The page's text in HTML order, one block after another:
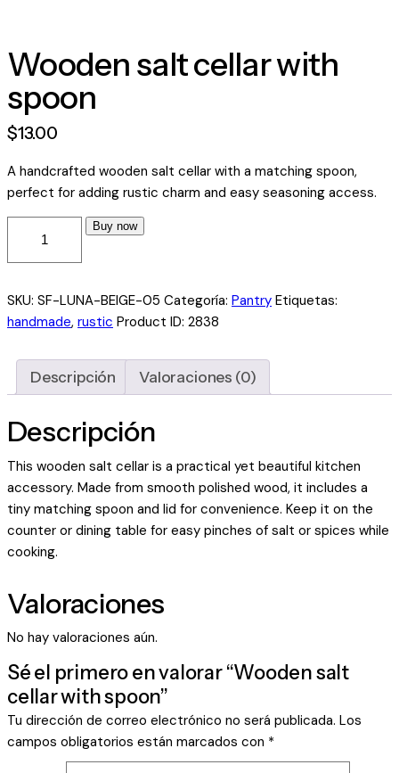
Wooden salt cellar with
spoon
$13.00
A handcrafted wooden salt cellar with a matching spoon,
perfect for adding rustic charm and easy seasoning access.
Buy now
SKU: SF-LUNA-BEIGE-05 Categoría: Pantry Etiquetas:
handmade, rustic Product ID: 2838
Descripción Valoraciones (0)
Descripción
This wooden salt cellar is a practical yet beautiful kitchen
accessory. Made from smooth polished wood, it includes a
tiny matching spoon and lid for convenience. Keep it on the
counter or dining table for easy pinches of salt or spices while
cooking.
Valoraciones
No hay valoraciones aún.
Sé el primero en valorar “Wooden salt
cellar with spoon”
Tu dirección de correo electrónico no será publicada. Los
campos obligatorios están marcados con *